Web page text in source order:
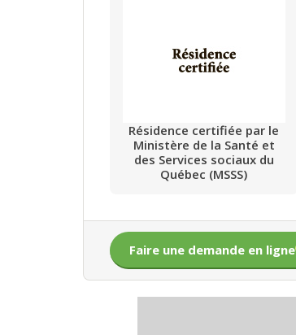
Résidence certifiée par le
Ministère de la Santé et
des Services sociaux du
Québec (MSSS)
Faire une demande en ligne